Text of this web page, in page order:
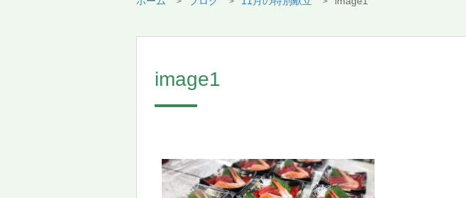
image1